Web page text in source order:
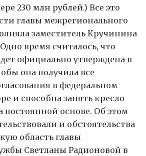
230 млн рублей.) Все это
главы межрегионального
заместитель Кручинина
время считалось, что
официально утверждена в
она получила все
в федеральном
и способна занять кресло
постоянной основе. Об этом
и обстоятельства
область главы
Светланы Радионовой в